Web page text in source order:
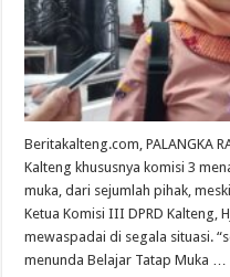
Beritakalteng.com, PALANGKA
Kalteng khususnya komisi 3
muka, dari sejumlah pihak,
Ketua Komisi III DPRD Kalteng,
mewaspadai di segala situasi.
menunda Belajar Tatap Muka …